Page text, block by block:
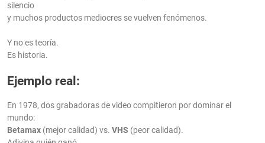
silencio
y muchos productos mediocres se vuelven fenómenos.
Y no es teoría.
Es historia.
Ejemplo real:
En 1978, dos grabadoras de video compitieron por dominar el
mundo:
Betamax (mejor calidad) vs. VHS (peor calidad).